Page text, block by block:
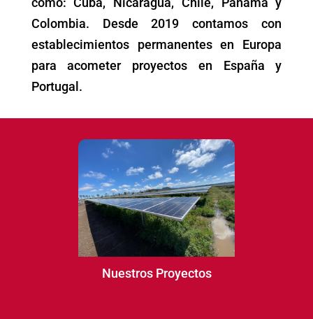
Colombia. Desde 2019 contamos con
establecimientos permanentes en Europa
para acometer proyectos en España y
Portugal.
Nuestros Proyectos